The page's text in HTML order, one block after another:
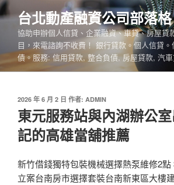
跳
至
內
台北動產融資公司部落格
協助申辦個人信貸、企業融資、車貸、房屋貸
目，來電諮詢不收費！ 銀行貸款。個人信貸
債。服務: 信用貸款, 整合負債, 房屋貸款, 汽
發
佈
於
2026 年 6 月 2 日 作者: ADMIN
東元服務站與內湖辦公
記的高雄當舖推薦
新竹借錢獨特包裝機械選擇熱泵維修2
立案台南房市選擇套裝台南新東區大樓